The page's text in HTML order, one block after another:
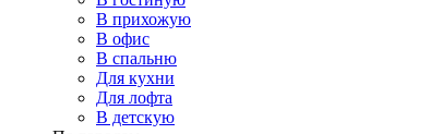
В прихожую
В офис
В спальню
Для кухни
Для лофта
В детскую